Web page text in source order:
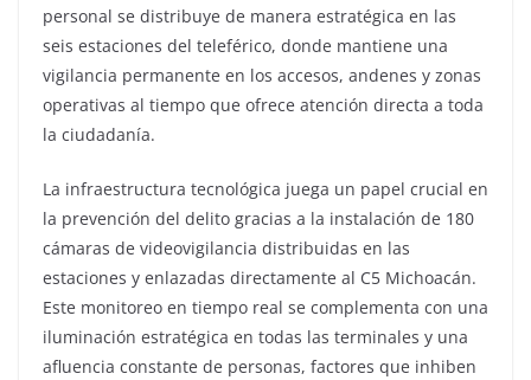
personal se distribuye de manera estratégica en las
seis estaciones del teleférico, donde mantiene una
vigilancia permanente en los accesos, andenes y zonas
operativas al tiempo que ofrece atención directa a toda
la ciudadanía.
La infraestructura tecnológica juega un papel crucial en
la prevención del delito gracias a la instalación de 180
cámaras de videovigilancia distribuidas en las
estaciones y enlazadas directamente al C5 Michoacán.
Este monitoreo en tiempo real se complementa con una
iluminación estratégica en todas las terminales y una
afluencia constante de personas, factores que inhiben